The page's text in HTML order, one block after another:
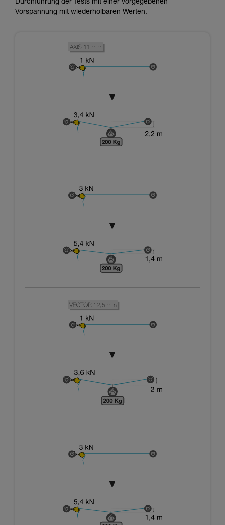
Durchführung der Tests mit einer vorgegebenen
Vorspannung mit wiederholbaren Werten.